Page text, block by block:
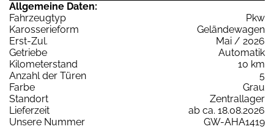
Allgemeine Daten:
Fahrzeugtyp
Pkw
Karosserieform
Geländewagen
Erst-Zul.
Mai / 2026
Getriebe
Automatik
Kilometerstand
10 km
Anzahl der Türen
5
Farbe
Grau
Standort
Zentrallager
Lieferzeit
ab ca. 18.08.2026
Unsere Nummer
GW-AHA1419